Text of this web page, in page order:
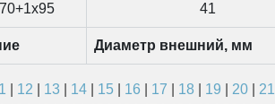
41
Диаметр внешний, мм
12 13 14| 15| 16 17 18| 19 20| 21